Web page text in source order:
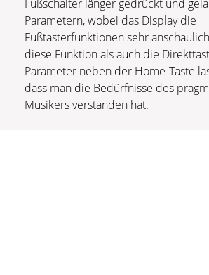
Fußschalter länger gedrückt und
Parametern, wobei das Display die
Fußtasterfunktionen sehr
diese Funktion als auch die
Parameter neben der Home-Taste
dass man die Bedürfnisse des
Musikers verstanden hat.